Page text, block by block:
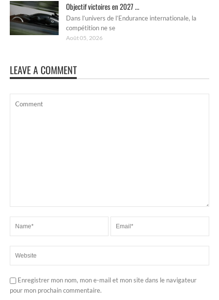
Objectif victoires en 2027 ...
Dans l’univers de l’Endurance internationale, la
compétition ne se
Août 05, 2026
LEAVE A COMMENT
Enregistrer mon nom, mon e-mail et mon site dans le navigateur
pour mon prochain commentaire.